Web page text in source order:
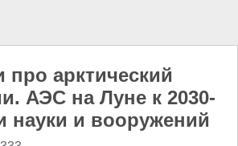
про арктический
АЭС на Луне к 2030-
науки и вооружений